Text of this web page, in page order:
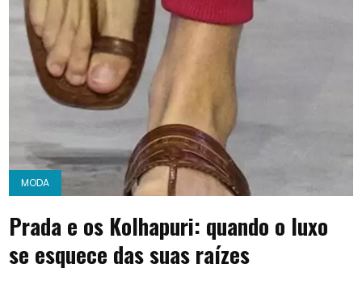
MODA
Prada e os Kolhapuri: quando o luxo
se esquece das suas raízes